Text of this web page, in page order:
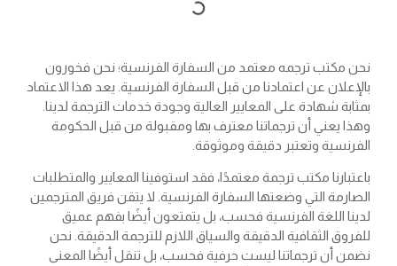
نحن مكتب ترجمه معتمد من السفارة الفرنسية؛ نحن فخورون
بالإعلان عن اعتمادنا من قبل السفارة الفرنسية. يعد هذا الاعتماد
بمثابة شهادة على المعايير العالية وجودة خدمات الترجمة لدينا.
وهذا يعني أن ترجماتنا معترف بها ومقبولة من قبل الحكومة
الفرنسية وتعتبر دقيقة وموثوقة.
باعتبارنا مكتب ترجمة معتمدًا، فقد استوفينا المعايير والمتطلبات
الصارمة التي وضعتها السفارة الفرنسية. لا يتقن فريق المترجمين
لدينا اللغة الفرنسية فحسب، بل يتمتعون أيضًا بفهم عميق
للفروق الثقافية الدقيقة والسياق اللازم للترجمة الدقيقة. نحن
نضمن أن ترجماتنا ليست حرفية فحسب، بل تنقل أيضًا المعنى